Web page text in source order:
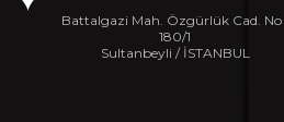
Battalgazi Mah. Özgürlük Cad. No
180/1
Sultanbeyli / İSTANBUL